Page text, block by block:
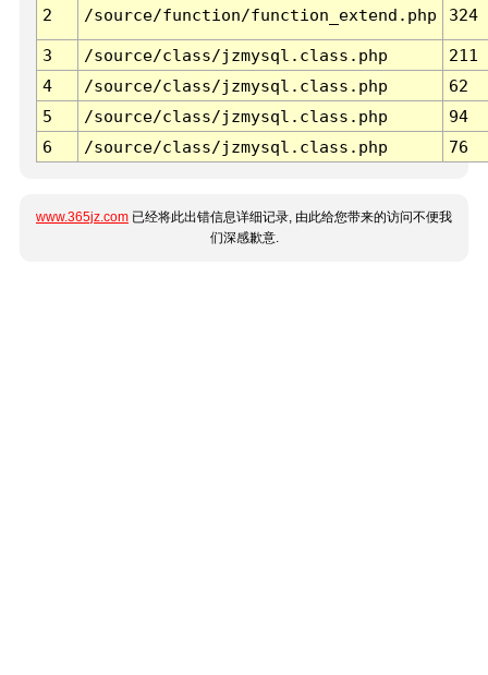
2 /source/function/function_extend.php 324
3 /source/class/jzmysql.class.php
211
4
/source/class/jzmysql.class.php
62
5
/source/class/jzmysql.class.php
94
6
/source/class/jzmysql.class.php 76
www.365jz.com 已经将此出错信息详细记录, 由此给您带来的访问不便我
们深感歉意.